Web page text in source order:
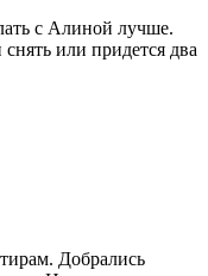
с Алиной лучше.
или придется два
Добрались